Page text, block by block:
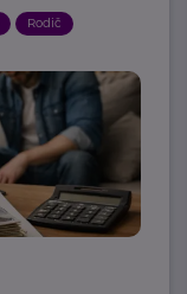
Rodič